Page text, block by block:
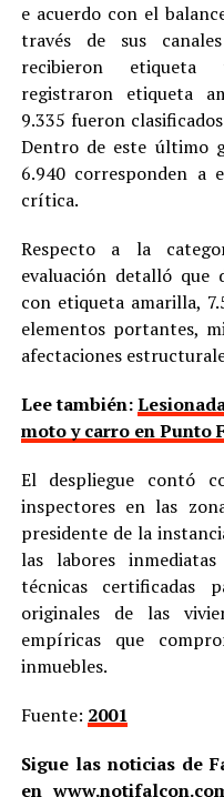
e acuerdo con el
través de sus
recibieron etiqueta
registraron etiqueta
9.335 fueron
Dentro de este último
6.940 corresponden a
crítica.
Respecto a la
evaluación detalló que
con etiqueta amarilla,
elementos portantes,
afectaciones
Lee también:
moto y carro en Punto
El despliegue contó
inspectores en las
presidente de la
las labores
técnicas certificadas
originales de las
empíricas que
inmuebles.
Fuente: 2001
Sigue las noticias de
en